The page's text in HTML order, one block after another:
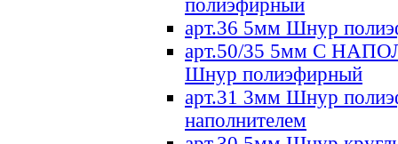
полиэфирный
арт.36 5мм Шнур
арт.50/35 5мм С
Шнур полиэфирный
арт.31 3мм Шнур
наполнителем